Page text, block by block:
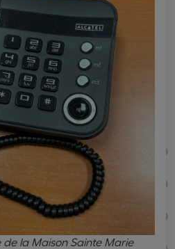
de la Maison Sainte Marie